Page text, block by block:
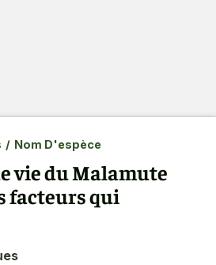
/ Nom D'espèce
vie du Malamute
facteurs qui